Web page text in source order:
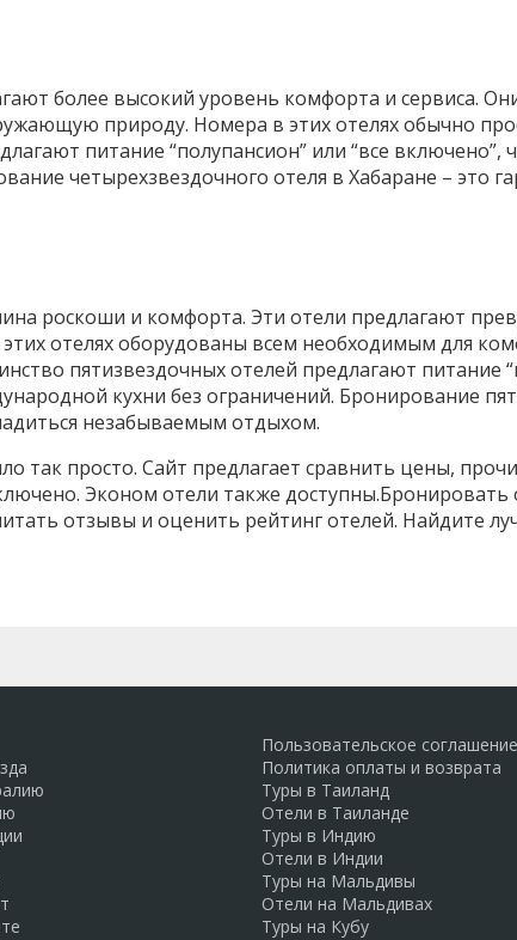
более высокий уровень комфорта и сервиса.
природу. Номера в этих отелях обычно
питание “полупансион” или “все включено”,
четырехзвездочного отеля в Хабаране – это
роскоши и комфорта. Эти отели предлагают
отелях оборудованы всем необходимым для
пятизвездочных отелей предлагают питание
кухни без ограничений. Бронирование
незабываемым отдыхом.
так просто. Сайт предлагает сравнить цены,
Эконом отели также доступны.Бронировать
отзывы и оценить рейтинг отелей. Найдите
Пользовательское соглашение
Политика оплаты и возврата
Туры в Таиланд
Отели в Таиланде
Туры в Индию
Отели в Индии
Туры на Мальдивы
Отели на Мальдивах
Туры на Кубу